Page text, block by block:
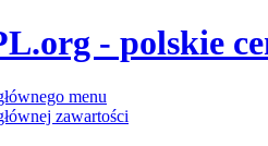
- polskie
menu
zawartości